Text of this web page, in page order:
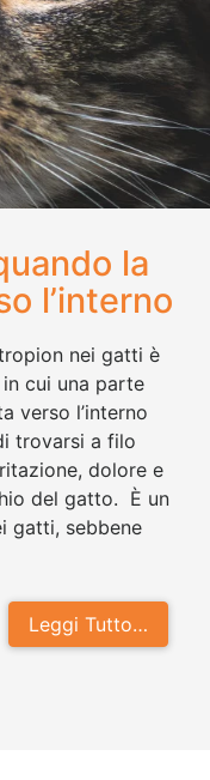
la
l’interno
nei gatti è
cui una parte
verso l’interno
trovarsi a filo
dolore e
del gatto. È un
gatti, sebbene
Leggi Tutto…